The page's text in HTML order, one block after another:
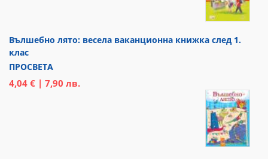
Вълшебно лято: весела ваканционна книжка след 1.
клас
ПРОСВЕТА
4,04 € | 7,90 лв.